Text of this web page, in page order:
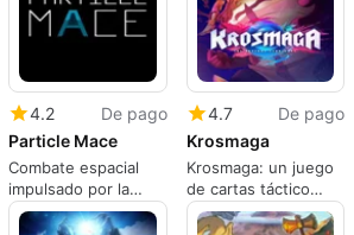
4.2
De pago
Particle Mace
Combate espacial
impulsado por la
física que utiliza el
4.7
De pago
Krosmaga
Krosmaga: un juego
de cartas táctico
construido alrededor